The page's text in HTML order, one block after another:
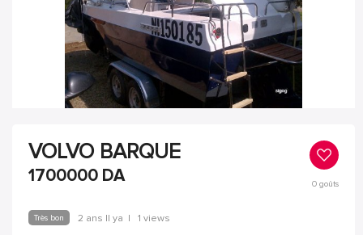
VOLVO BARQUE
1700000 DA 0goûts
Très bon 2 ans Il ya | 1 views